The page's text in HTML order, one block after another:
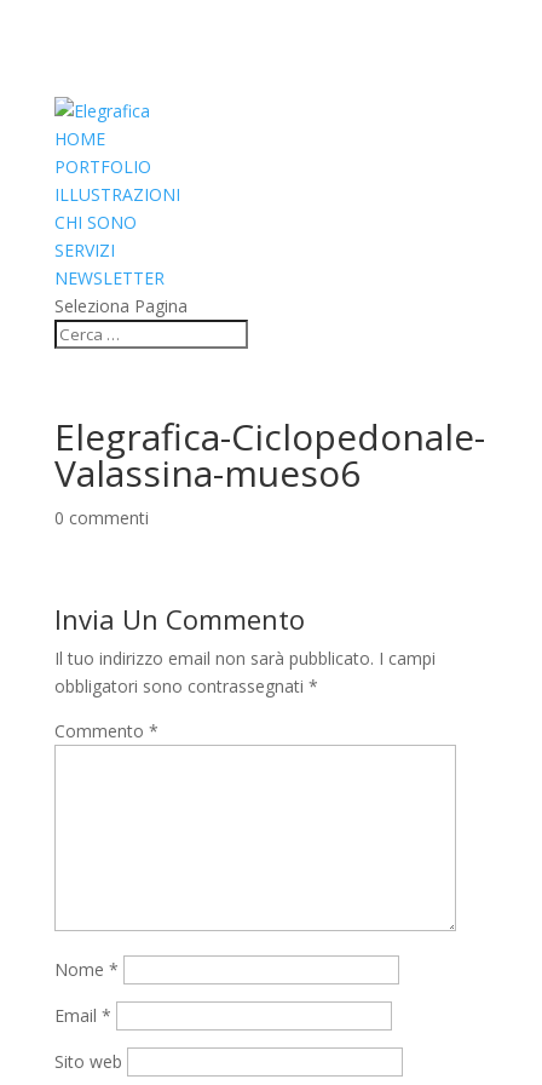
HOME
PORTFOLIO
ILLUSTRAZIONI
CHI SONO
SERVIZI
NEWSLETTER
Seleziona Pagina
Elegrafica-Ciclopedonale-
Valassina-mueso6
0 commenti
Invia Un Commento
Il tuo indirizzo email non sarà pubblicato. I campi
obbligatori sono contrassegnati *
Commento *
Nome *
Email *
Sito web